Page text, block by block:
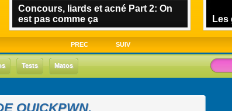
Concours, liards et acné Part 2: On
est pas comme ça
Les
PREC SUIV
Tests Matos
QUICKPWN.